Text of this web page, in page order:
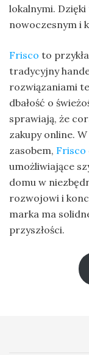
lokalnymi.
nowoczesnym i
Frisco to
tradycyjny
rozwiązaniami
dbałość o
sprawiają, że
zakupy online.
zasobem, Frisco
umożliwiające
domu w
rozwojowi i
marka ma
przyszłości.